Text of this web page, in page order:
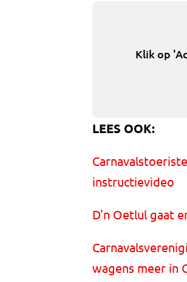
Klik op
LEES OOK:
instructievideo
D'n Oetlul gaat
wagens meer in